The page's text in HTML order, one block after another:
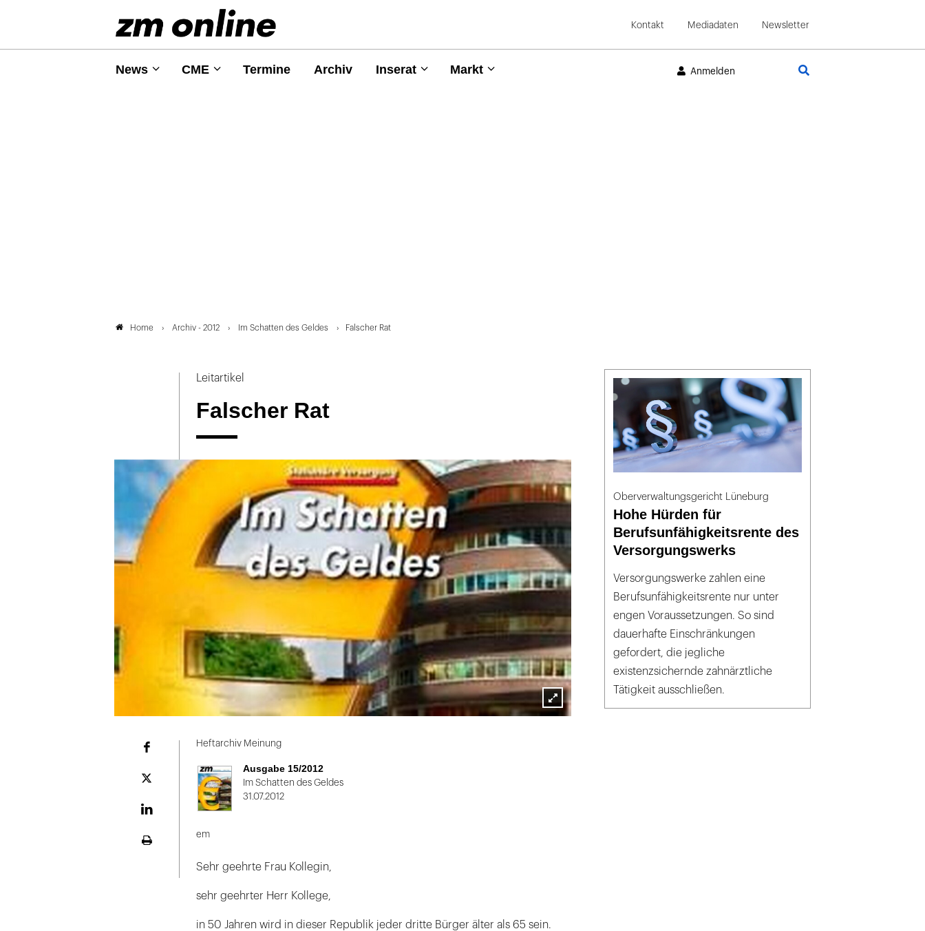
Kontakt Mediadaten Newsletter
News CME Termine Archiv Inserat Markt Anmelden
Home Archiv - 2012 Im Schatten des Geldes Falscher Rat
Leitartikel
Falscher Rat
Lightbox
Plattform
Heftarchiv Meinung
Ausgabe 15/2012
Im Schatten des Geldes
31.07.2012
em
Sehr geehrte Frau Kollegin,
sehr geehrter Herr Kollege,
in 50 Jahren wird in dieser Republik jeder dritte Bürger älter als 65 sein.
Oberverwaltungsgericht Lüneburg
Hohe Hürden für
Berufsunfähigkeitsrente des
Versorgungswerks
Versorgungswerke zahlen eine
Berufsunfähigkeitsrente nur unter
engen Voraussetzungen. So sind
dauerhafte Einschränkungen
gefordert, die jegliche
existenzsichernde zahnärztliche
Tätigkeit ausschließen.